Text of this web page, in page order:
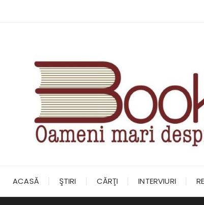
ACASĂ ŞTIRI CĂRŢI INTERVIURI